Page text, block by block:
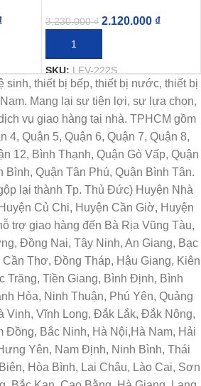
3.230.000₫ 2.120.000 ₫
THÊM VÀO GIỎ HÀNG
SKU:LFV-222S
sinh, thiết bị bếp, thiết bị nước, thiết bị
Mang lại sự tiện lợi, sự lựa chọn,
vụ giao hàng tại nhà. TPHCM gồm
4, Quận 5, Quận 6, Quận 7, Quận 8,
12, Bình Thạnh, Quận Gò Vấp, Quận
Bình, Quận Tân Phú, Quận Bình Tân.
lại thành Tp. Thủ Đức) Huyện Nhà
Củ Chi, Huyện Cần Giờ, Huyện
trợ giao hàng đến Bà Rịa Vũng Tàu,
Đồng Nai, Tây Ninh, An Giang, Bạc
Cần Thơ, Đồng Tháp, Hậu Giang, Kiên
Trăng, Tiền Giang, Bình Định, Bình
Hòa, Ninh Thuận, Phú Yên, Quảng
Vinh, Vĩnh Long, Đắk Lắk, Đắk Nông,
Đồng, Bắc Ninh, Hà Nội,Hà Nam, Hải
Yên, Nam Định, Ninh Bình, Thái
Hòa Bình, Lai Châu, Lào Cai, Sơn